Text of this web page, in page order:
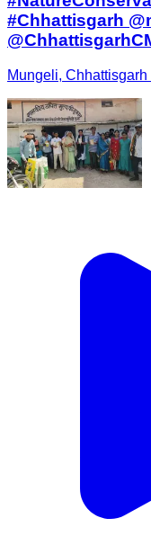
#Chhattisgarh
Mungeli,